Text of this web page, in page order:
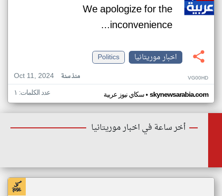
We apologize for the
inconvenience...
اخبار موريتانيا
Politics
Oct 11, 2024
منذ سنة VG00HD
سكاي نيوز عربية• skynewsarabia.com عدد الكلمات: ١
أخر ساعة في اخبار موريتانيا